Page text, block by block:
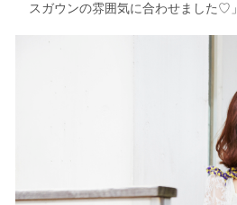
スガウンの雰囲気に合わせました♡」